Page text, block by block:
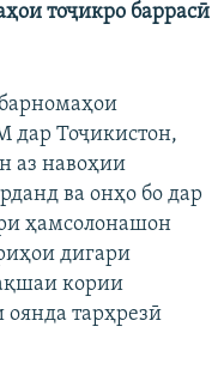
тоҷикро баррасӣ
дар Тоҷикистон,
аз навоҳии
ва онҳо бо дар
ҳамсолонашон
дигари
кории
оянда тарҳрезӣ